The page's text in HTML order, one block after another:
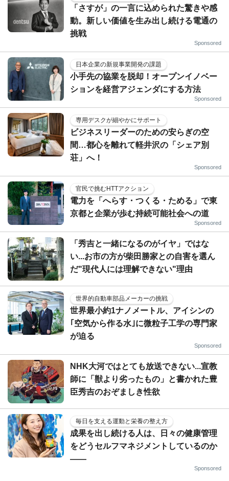
「さすが」の一言に込められた驚きや感
動。新しい価値を生み出し続ける電通の
挑戦
Sponsored
日本企業の新規事業開発の課題
小手先の協業を脱却！オープンイノベー
ションを経営アジェンダにする方法
Sponsored
専用デスクが細やかにサポート
ビジネスリーダーのための安らぎの空
間…都心を離れて軽井沢の「シェア別
荘」へ！
Sponsored
官民で挑むHTTアクション
電力を「へらす・つくる・ためる」で東
京都と企業が歩む持続可能社会への道
Sponsored
「秀吉と一緒になるのがイヤ」ではな
い...お市の方が柴田勝家との自害を選ん
だ"現代人には理解できない"理由
世界的自動車部品メーカーの挑戦
世界最小約1ナノメートル、アイシンの
｢空気から作る水｣に微粒子工学の専門家
が迫る
Sponsored
NHK大河ではとても放送できない...宣教
師に「獣より劣ったもの」と書かれた豊
臣秀吉のおぞましき性欲
毎日を支える運動と栄養の整え方
成果を出し続ける人は、日々の健康管理
をどうセルフマネジメントしているのか
——
Sponsored